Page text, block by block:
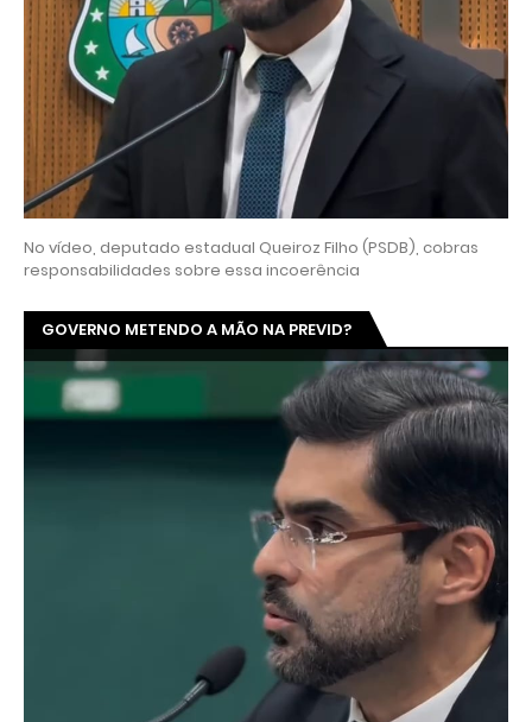
No vídeo, deputado estadual Queiroz Filho (PSDB), cobras
responsabilidades sobre essa incoerência
GOVERNO METENDO A MÃO NA PREVID?